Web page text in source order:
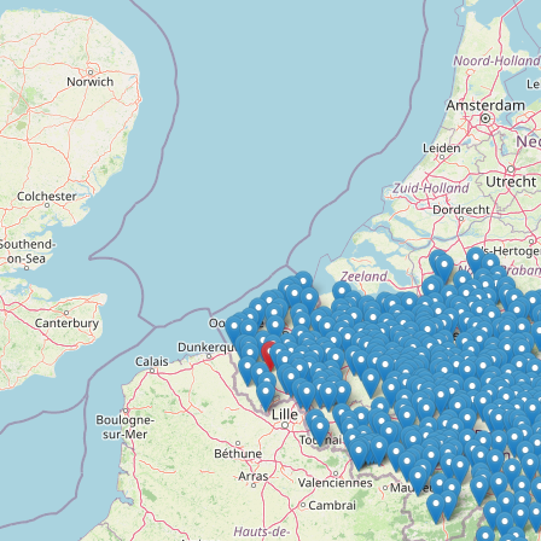
Doelloos
Ronde Van Flandriën
Dhr. Dries
Schapentocht
Het lossen van de kunst
Kerkstraten
7 rollen van Steven Seagal
Dodentocht
Redelijk slecht weer
In vogelvlucht